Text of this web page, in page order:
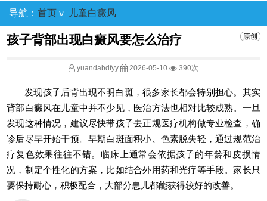
导航： 首页 ν 儿童白癜风
孩子背部出现白癜风要怎么治疗
yuandabdfyy 2026-05-10 390次
发现孩子后背出现不明白斑，很多家长都会特别担心。其实
背部白癜风在儿童中并不少见，医治方法也相对比较成熟。一旦
发现这种情况，建议尽快带孩子去正规医疗机构做专业检查，确
诊后尽早开始干预。早期白斑面积小、色素脱失轻，通过规范治
疗复色效果往往不错。临床上通常会依据孩子的年龄和皮损情
况，制定个性化的方案，比如结合外用药和光疗等手段。家长只
要保持耐心，积极配合，大部分患儿都能获得较好的改善。